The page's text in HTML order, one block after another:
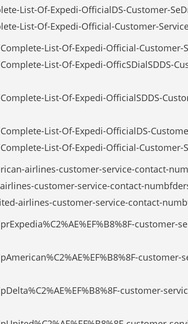
List-Of-Expedi-OfficialDS-Customer-
List-Of-Expedi-Official-Customer-
List-Of-Expedi-Official-Customer-
List-Of-Expedi-OfficSDialSDDS-
List-Of-Expedi-OfficialSDDS-
List-Of-Expedi-OfficialDS-
List-Of-Expedi-Official-Customer-
airlines-customer-service-contact-
customer-service-contact-
airlines-customer-service-contact-
customer-
customer-
customer-